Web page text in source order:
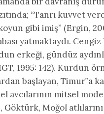
“Tanrı kuvvet
gibi imiş” (Ergin,
yatmaktaydı. Cengiz
erkeği, gündüz
1995: 142). Kurdun
başlayan, Timur‟a
avcılarının mitsel
Moğol